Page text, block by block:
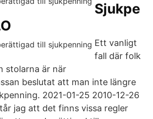
Sjukpe
Ett vanligt
fall där folk
stolarna är när
beslutat att man inte längre
2021-01-25 2010-12-26
jag att det finns vissa regler